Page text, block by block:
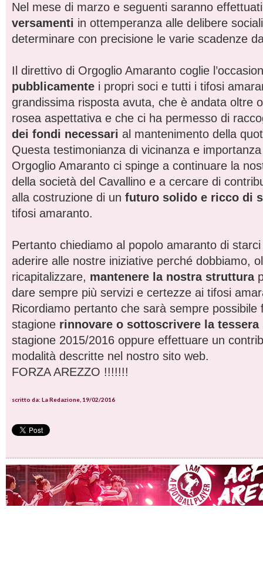
Nel mese di marzo e seguenti saranno
versamenti in ottemperanza alle delibere
determinare con precisione le varie scadenze
Il direttivo di Orgoglio Amaranto coglie
pubblicamente i propri soci e tutti i tifosi
grandissima risposta avuta, che è andata oltre
rosea aspettativa e che ci ha permesso di
dei fondi necessari al mantenimento della
Questa testimonianza di vicinanza e
Orgoglio Amaranto ci spinge a continuare la
della società del Cavallino e a cercare di
alla costruzione di un futuro solido e ricco di
tifosi amaranto.
Pertanto chiediamo al popolo amaranto di
aderire alle nostre iniziative perché dobbiamo,
ricapitalizzare, mantenere la nostra struttura
dare sempre più servizi e certezze ai tifosi
Ricordiamo pertanto che sarà sempre possibile
stagione rinnovare o sottoscrivere la tessera
stagione 2015/2016 oppure effettuare un
modalità descritte nel nostro sito web.
FORZA AREZZO !!!!!!!
scritto da: La Redazione, 19/02/2016